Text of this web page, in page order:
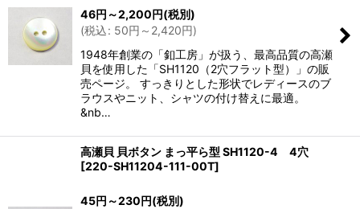
46円 ～2,200円(税別)
(税込: 50円 ～2,420円)
1948年創業の「釦工房」が扱う、最高品質の高瀬
貝を使用した「SH1120（2穴フラット型）」の販
売ページ。 すっきりとした形状でレディースのブ
ラウスやニット、シャツの付け替えに最適。
&nb…
高瀬貝 貝ボタン まっ平ら型 SH1120-4 4穴
[220-SH11204-111-00T]
45円 ～230円(税別)